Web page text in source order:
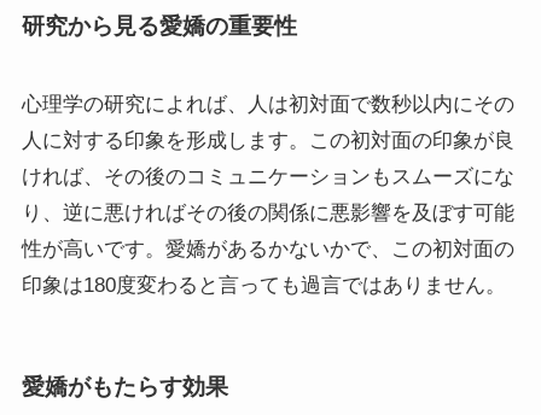
研究から見る愛嬌の重要性
心理学の研究によれば、人は初対面で数秒以内にその
人に対する印象を形成します。この初対面の印象が良
ければ、その後のコミュニケーションもスムーズにな
り、逆に悪ければその後の関係に悪影響を及ぼす可能
性が高いです。愛嬌があるかないかで、この初対面の
印象は180度変わると言っても過言ではありません。
愛嬌がもたらす効果